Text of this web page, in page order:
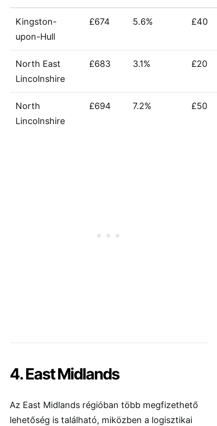
Kingston-
upon-Hull
£674 5.6% £40
North East
Lincolnshire
£683 3.1% £20
North
Lincolnshire
£694 7.2% £50
4. East Midlands
Az East Midlands régióban több megfizethető
lehetőség is található, miközben a logisztikai